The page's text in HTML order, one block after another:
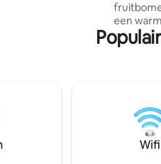
familielid in de buurt,
van wilde
en dat je een heuvel
er te komen.
een
een
allemaal
vervoer
ligt op
Wifi